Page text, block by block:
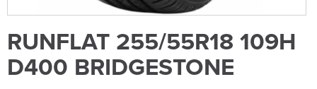
RUNFLAT 255/55R18 109H
D400 BRIDGESTONE